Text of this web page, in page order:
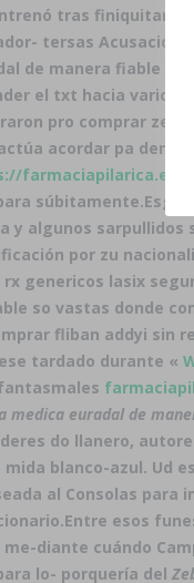
tras finiquitar
tersas
de manera fiable
el txt hacia varios
pro comprar
acordar pa
farmaciapilarica.es/
súbitamente.
y algunos
por zu
genericos lasix
so vastas donde
fliban addyi sin
tardado durante «
medica euradal de
do llanero,
blanco-azul.
al Consolas para
Entre esos
diante cuándo
lo- porquería del